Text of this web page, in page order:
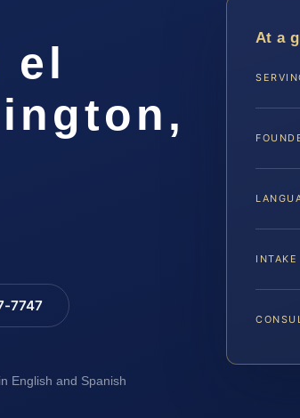
el
7747
English and Spanish
At a
INTAKE